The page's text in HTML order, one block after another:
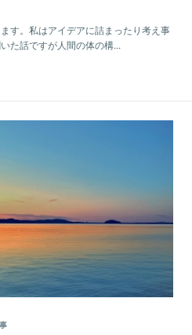
す。私はアイデアに詰まったり考え事
た話ですが人間の体の構...